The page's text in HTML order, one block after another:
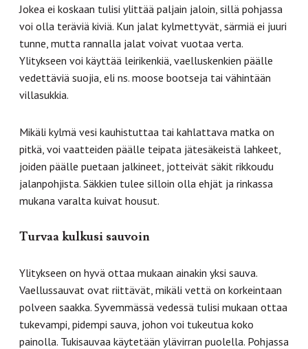
Jokea ei koskaan tulisi ylittää paljain jaloin, sillä pohjassa
voi olla teräviä kiviä. Kun jalat kylmettyvät, särmiä ei juuri
tunne, mutta rannalla jalat voivat vuotaa verta.
Ylitykseen voi käyttää leirikenkiä, vaelluskenkien päälle
vedettäviä suojia, eli ns. moose bootseja tai vähintään
villasukkia.
Mikäli kylmä vesi kauhistuttaa tai kahlattava matka on
pitkä, voi vaatteiden päälle teipata jätesäkeistä lahkeet,
joiden päälle puetaan jalkineet, jotteivät säkit rikkoudu
jalanpohjista. Säkkien tulee silloin olla ehjät ja rinkassa
mukana varalta kuivat housut.
Turvaa kulkusi sauvoin
Ylitykseen on hyvä ottaa mukaan ainakin yksi sauva.
Vaellussauvat ovat riittävät, mikäli vettä on korkeintaan
polveen saakka. Syvemmässä vedessä tulisi mukaan ottaa
tukevampi, pidempi sauva, johon voi tukeutua koko
painolla. Tukisauvaa käytetään ylävirran puolella. Pohjassa